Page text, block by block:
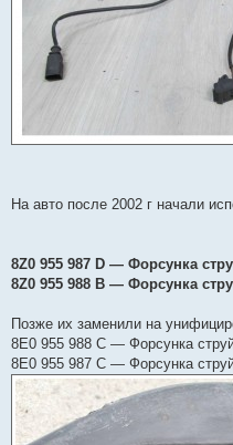
На авто после 2002 г начали
8Z0 955 987 D — Форсунка
8Z0 955 988 B — Форсунка
Позже их заменили на
8E0 955 988 C — Форсунка
8E0 955 987 C — Форсунка